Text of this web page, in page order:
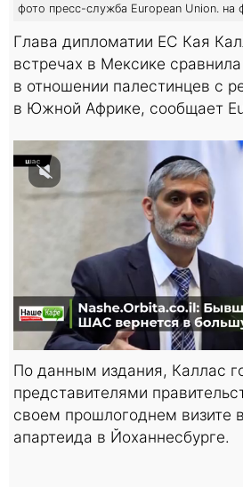
фото пресс-служба European Union. на
Глава дипломатии ЕС Кая
встречах в Мексике
в отношении палестинцев с
в Южной Африке, сообщает
По данным издания, Каллас
представителями
своем прошлогоднем визите
апартеида в Йоханнесбурге.